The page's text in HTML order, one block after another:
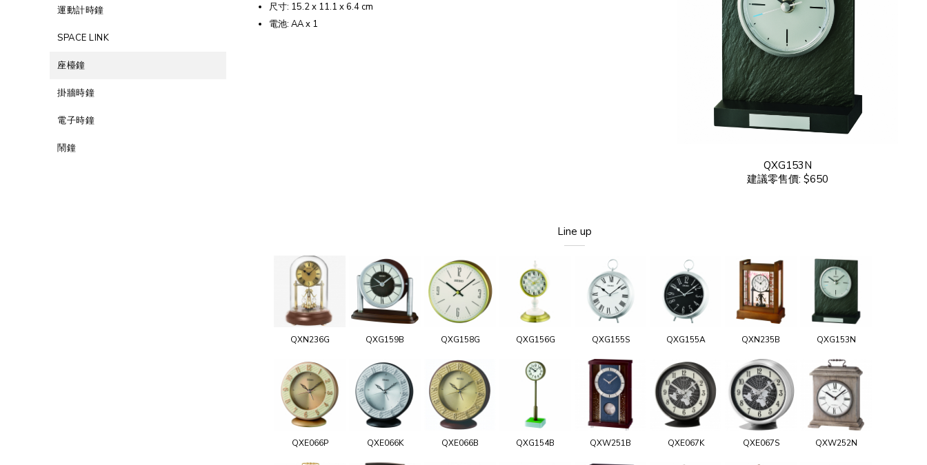
運動計時鐘
SPACE LINK
座檯鐘
掛牆時鐘
電子時鐘
鬧鐘
QXG153N
建議零售價: $650
尺寸: 15.2 x 11.1 x 6.4 cm
電池: AA x 1
Line up
QXN236G QXG159B QXG158G QXG156G QXG155S QXG155A QXN235B QXG153N
QXE066P QXE066K QXE066B QXG154B QXW251B QXE067K QXE067S QXW252N